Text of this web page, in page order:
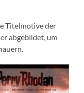
Titelmotive der
abgebildet, um